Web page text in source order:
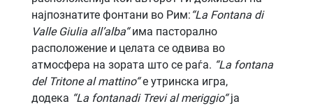
најпознатите фонтани во Рим: “La Fontana di
Valle Giulia all’alba“има пасторално
расположение и целата се одвива во
атмосфера на зората што се раѓа. “La fontana
del Tritone al mattino“е утринска игра,
додека “La fontanadi Trevi al meriggio“ја